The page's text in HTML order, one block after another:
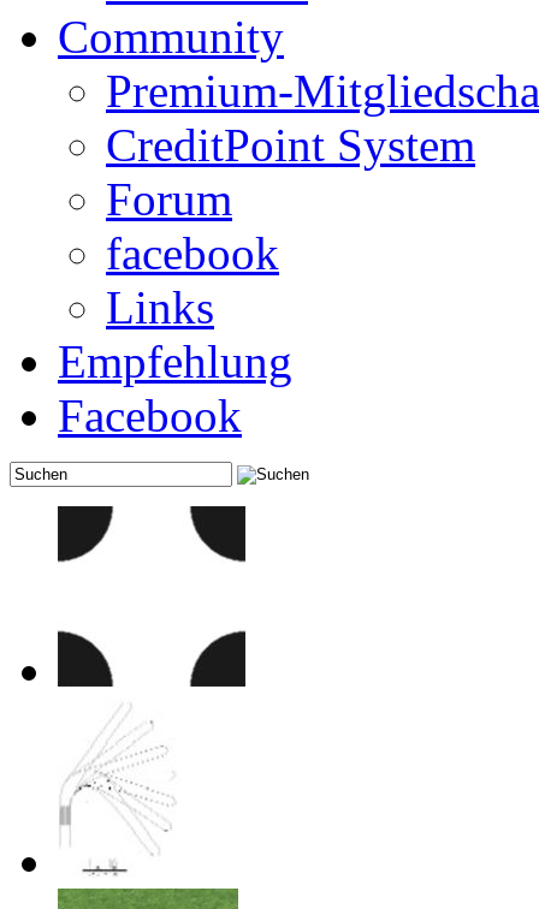
Community
Premium-
CreditPoint System
Forum
facebook
Links
Empfehlung
Facebook